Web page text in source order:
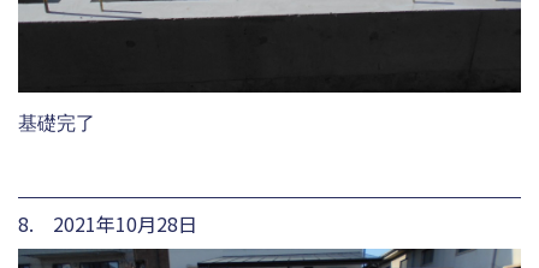
基礎完了
8. 2021年10月28日